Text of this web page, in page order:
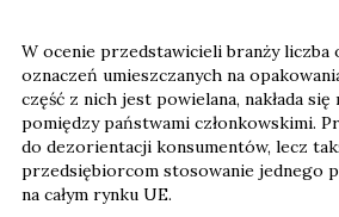
W ocenie przedstawicieli branży liczba
oznaczeń umieszczanych na
część z nich jest powielana, nakłada
pomiędzy państwami członkowskimi.
do dezorientacji konsumentów, lecz
przedsiębiorcom stosowanie jednego
na całym rynku UE.